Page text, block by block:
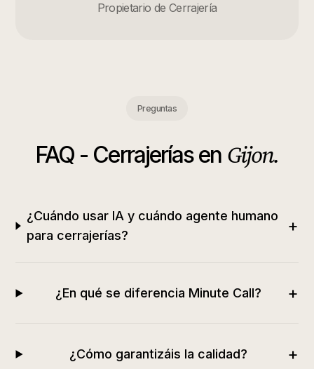
Propietario de Cerrajería
Preguntas
FAQ - Cerrajeríasen Gijon.
¿Cuándo usar IA y cuándo agente humano
para cerrajerías?
+
¿En qué se diferencia Minute Call? +
¿Cómo garantizáis la calidad? +